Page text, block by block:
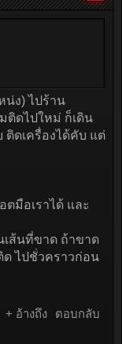
น่ง) ไปร้าน
ติดไปใหม่ ก็เดิน
ดเครื่องได้คับ แต่
มือเราได้ และ
เส้นที่ขาด ถ้าขาด
ด ไปชั่วคราวก่อน
+ อ้างถึง ตอบกลับ